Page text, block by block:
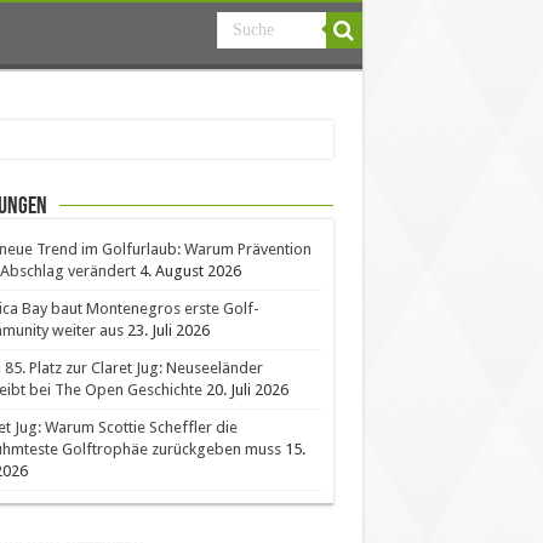
Trend im Golfurlaub: Warum Prävention
verändert 4. August 2026
Bay baut Montenegros erste Golf-
weiter aus 23. Juli 2026
85. Platz zur Claret Jug: Neuseeländer
bei The Open Geschichte 20. Juli 2026
Jug: Warum Scottie Scheffler die
Golftrophäe zurückgeben muss 15.